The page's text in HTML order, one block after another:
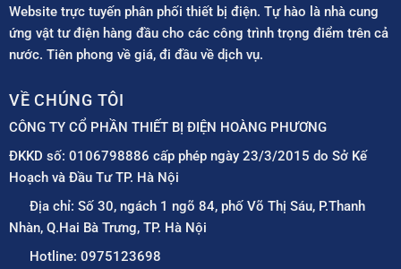
Website trực tuyến phân phối thiết bị điện. Tự hào là nhà cung
ứng vật tư điện hàng đầu cho các công trình trọng điểm trên cả
nước. Tiên phong về giá, đi đầu về dịch vụ.
VỀ CHÚNG TÔI
CÔNG TY CỔ PHẦN THIẾT BỊ ĐIỆN HOÀNG PHƯƠNG
ĐKKD số: 0106798886 cấp phép ngày 23/3/2015 do Sở Kế
Hoạch và Đầu Tư TP. Hà Nội
Địa chỉ: Số 30, ngách 1 ngõ 84, phố Võ Thị Sáu, P.Thanh
Nhàn, Q.Hai Bà Trưng, TP. Hà Nội
Hotline: 0975123698